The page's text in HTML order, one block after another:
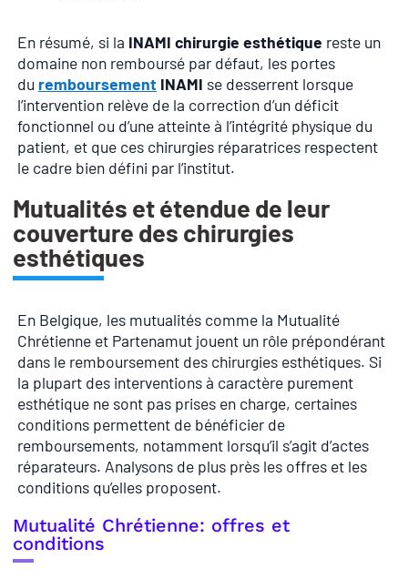
En résumé, si la INAMI chirurgie esthétique reste un
domaine non remboursé par défaut, les portes
du remboursement INAMI se desserrent lorsque
l’intervention relève de la correction d’un déficit
fonctionnel ou d’une atteinte à l’intégrité physique du
patient, et que ces chirurgies réparatrices respectent
le cadre bien défini par l’institut.
Mutualités et étendue de leur
couverture des chirurgies
esthétiques
En Belgique, les mutualités comme la Mutualité
Chrétienne et Partenamut jouent un rôle prépondérant
dans le remboursement des chirurgies esthétiques. Si
la plupart des interventions à caractère purement
esthétique ne sont pas prises en charge, certaines
conditions permettent de bénéficier de
remboursements, notamment lorsqu’il s’agit d’actes
réparateurs. Analysons de plus près les offres et les
conditions qu’elles proposent.
Mutualité Chrétienne: offres et
conditions